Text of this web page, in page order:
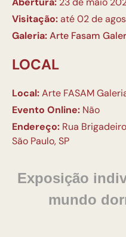
Visitação:até 02 de
Galeria:Arte Fasam
LOCAL
Local:Arte FASAM
Evento Online: Não
Endereço: Rua
São Paulo, SP
Exposição
mundo